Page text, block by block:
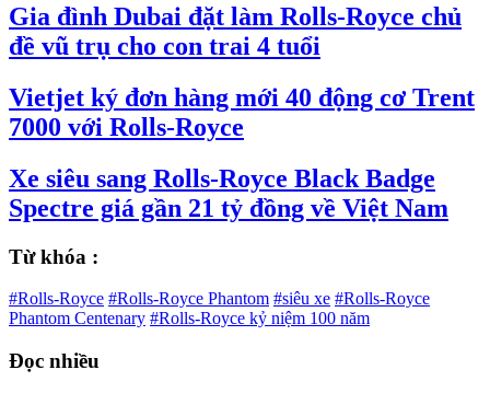
Gia đình Dubai đặt làm Rolls-Royce chủ
đề vũ trụ cho con trai 4 tuổi
Vietjet ký đơn hàng mới 40 động cơ Trent
7000 với Rolls-Royce
Xe siêu sang Rolls-Royce Black Badge
Spectre giá gần 21 tỷ đồng về Việt Nam
Từ khóa :
#Rolls-Royce #Rolls-Royce Phantom #siêu xe #Rolls-Royce
Phantom Centenary #Rolls-Royce kỷ niệm 100 năm
Đọc nhiều